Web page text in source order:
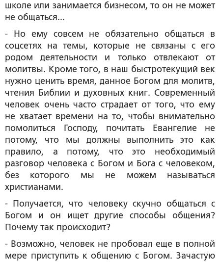
школе или занимается бизнесом, то он не может
не общаться...
- Но ему совсем не обязательно общаться в
соцсетях на темы, которые не связаны с его
родом деятельности и только отвлекают от
молитвы. Кроме того, в наш быстротекущий век
нужно ценить время, данное Богом для молитв,
чтения Библии и духовных книг. Современный
человек очень часто страдает от того, что ему
не хватает времени на то, чтобы внимательно
помолиться Господу, почитать Евангелие не
потому, что мы должны выполнить это как
правило, а потому, что это необходимый
разговор человека с Богом и Бога с человеком,
без которого мы не можем называться
христианами.
- Получается, что человеку скучно общаться с
Богом и он ищет другие способы общения?
Почему так происходит?
- Возможно, человек не пробовал еще в полной
мере приступить к общению с Богом. Зачастую